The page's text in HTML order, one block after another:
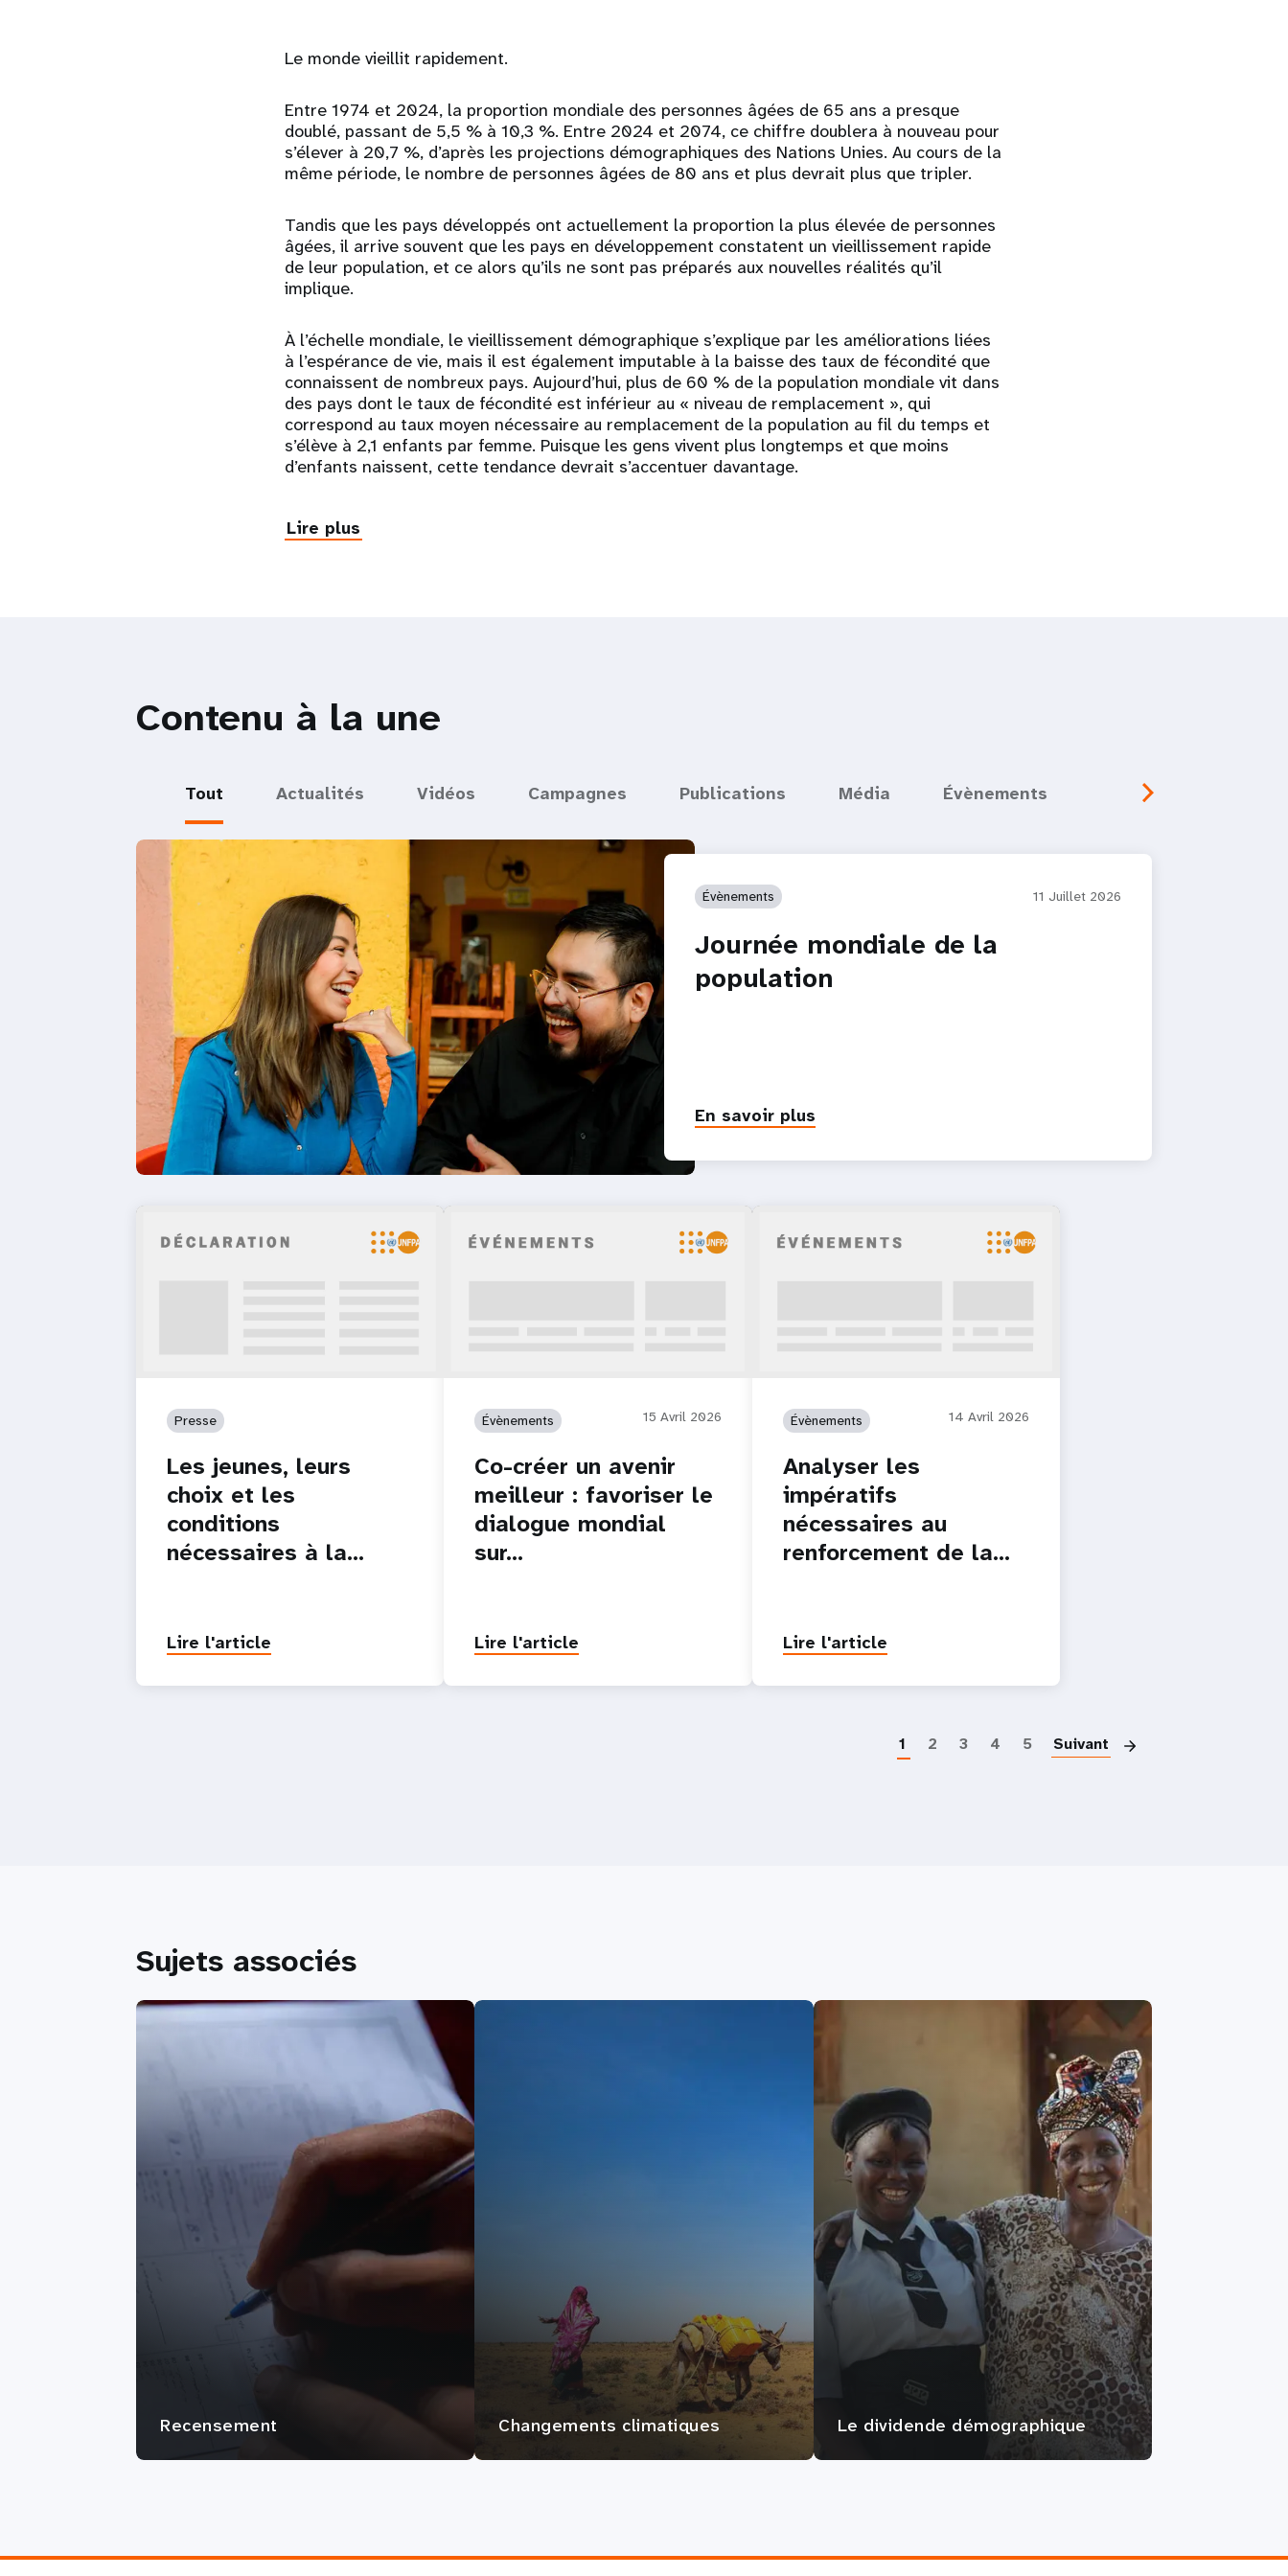
Le monde vieillit rapidement.
Entre 1974 et 2024, la proportion mondiale des personnes âgées de 65 ans a presque
doublé, passant de 5,5 % à 10,3 %. Entre 2024 et 2074, ce chiffre doublera à nouveau pour
s’élever à 20,7 %, d’après les projections démographiques des Nations Unies. Au cours de la
même période, le nombre de personnes âgées de 80 ans et plus devrait plus que tripler.
Tandis que les pays développés ont actuellement la proportion la plus élevée de personnes
âgées, il arrive souvent que les pays en développement constatent un vieillissement rapide
de leur population, et ce alors qu’ils ne sont pas préparés aux nouvelles réalités qu’il
implique.
À l’échelle mondiale, le vieillissement démographique s’explique par les améliorations liées
à l’espérance de vie, mais il est également imputable à la baisse des taux de fécondité que
connaissent de nombreux pays. Aujourd’hui, plus de 60 % de la population mondiale vit dans
des pays dont le taux de fécondité est inférieur au « niveau de remplacement », qui
correspond au taux moyen nécessaire au remplacement de la population au fil du temps et
s’élève à 2,1 enfants par femme. Puisque les gens vivent plus longtemps et que moins
d’enfants naissent, cette tendance devrait s’accentuer davantage.
Lire plus
Contenu à la une
Tout Actualités Vidéos Campagnes Publications Média Évènements
Évènements 11 Juillet 2026
Journée mondiale de la
population
En savoir plus
Presse
Les jeunes, leurs
choix et les
conditions
nécessaires à la…
Lire l'article
Évènements 15 Avril 2026
Co-créer un avenir
meilleur : favoriser le
dialogue mondial
sur…
Lire l'article
Évènements 14 Avril 2026
Analyser les
impératifs
nécessaires au
renforcement de la…
Lire l'article
1 2 3 4 5 Suivant
Sujets associés
Recensement Changements climatiques Le dividende démographique